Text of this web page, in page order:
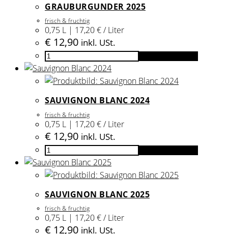
GRAUBURGUNDER 2025
frisch & fruchtig
0,75 L | 17,20 € / Liter
€ 12,90 inkl. USt.
Grauburgunder
2025
Menge
SAUVIGNON BLANC 2024
frisch & fruchtig
0,75 L | 17,20 € / Liter
€ 12,90 inkl. USt.
Sauvignon
Blanc
2024
SAUVIGNON BLANC 2025
frisch & fruchtig
0,75 L | 17,20 € / Liter
€ 12,90 inkl. USt.